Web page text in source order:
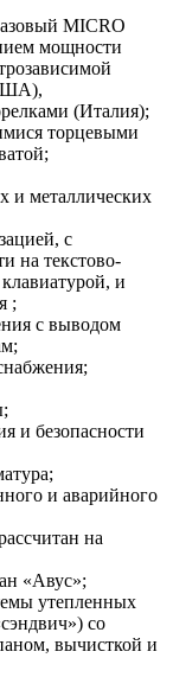
MICRO
мощности
(Италия);
торцевыми
и металлических
с
на текстово-
и
;
с выводом
и безопасности
и аварийного
на
«Авус»;
утепленных
со
вычисткой и